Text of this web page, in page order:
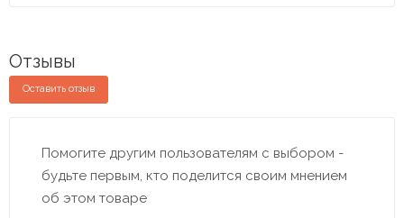
Отзывы
Оставить отзыв
Помогите другим пользователям с выбором -
будьте первым, кто поделится своим мнением
об этом товаре